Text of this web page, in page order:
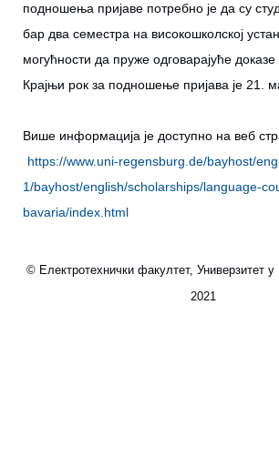
подношења пријаве потребно је да су
бар два семестра на високошколској
могућности да пруже одговарајуће доказе
Крајњи рок за подношење пријава је 21.
Више информација је доступно на веб
https://www.uni-regensburg.de/bayhost/
1/bayhost/english/scholarships/language-
bavaria/index.html
© Електротехнички факултет, Универзитет
2021